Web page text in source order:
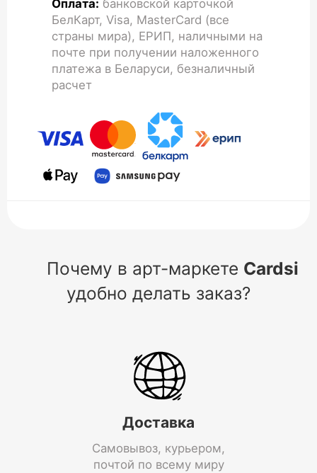
Оплата: банковской карточкой
БелКарт, Visa, MasterCard (все
страны мира), ЕРИП, наличными на
почте при получении наложенного
платежа в Беларуси, безналичный
расчет
Почему в арт-маркете Cardsi
удобно делать заказ?
Доставка
Самовывоз, курьером,
почтой по всему миру